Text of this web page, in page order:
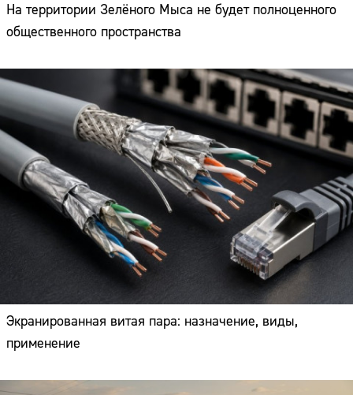
На территории Зелёного Мыса не будет полноценного
общественного пространства
Экранированная витая пара: назначение, виды,
применение